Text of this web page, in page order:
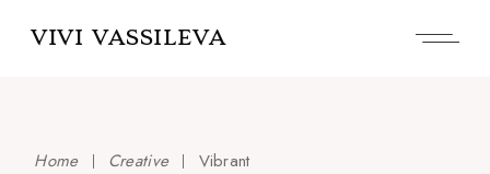
VIVI VASSILEVA
Home Creative Vibrant